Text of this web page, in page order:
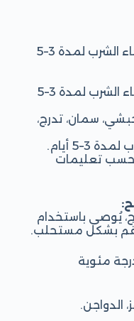
1 مل لكل 80 كجم وزن حي في ماء الشرب لمدة 3–5
1 مل لكل 40 كجم وزن حي في ماء الشرب لمدة 3–5
سمان، تدرج،
حسب تعليمات
يُوصى باستخدام
بشكل مستحلب.
الدواجن.